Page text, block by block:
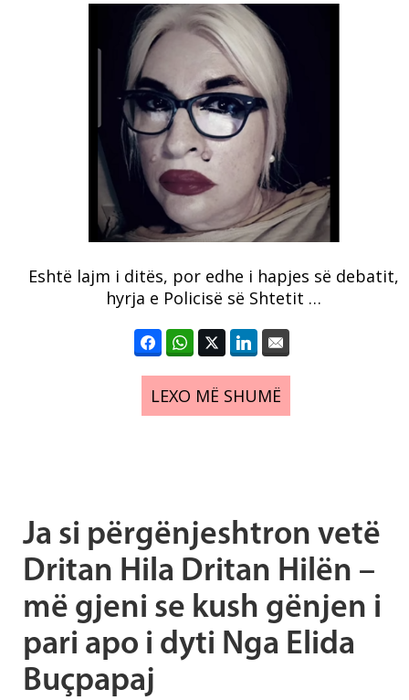
Eshtë lajm i ditës, por edhe i hapjes së debatit,
hyrja e Policisë së Shtetit …
LEXO MË SHUMË
Ja si përgënjeshtron vetë
Dritan Hila Dritan Hilën –
më gjeni se kush gënjen i
pari apo i dyti Nga Elida
Buçpapaj